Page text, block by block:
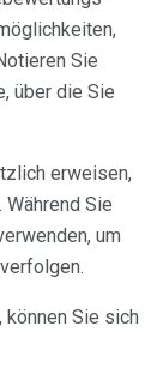
Sie
über die Sie
erweisen,
Sie
um
Sie sich